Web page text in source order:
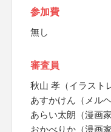
参加費
無し
審査員
秋山 孝（イラスト
あすかけん（メル
あらい太朗（漫画家
おかべりか（漫画